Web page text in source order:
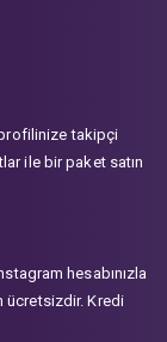
profilinize takipçi
ile bir paket satın
hesabınızla
ücretsizdir. Kredi